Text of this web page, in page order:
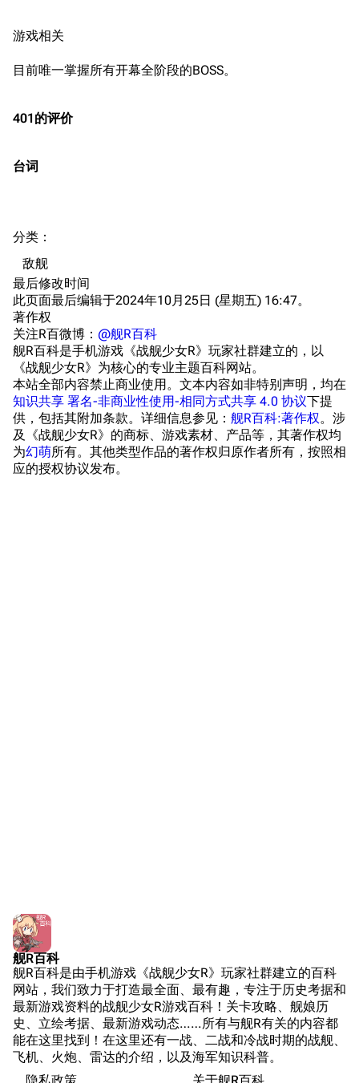
特殊页面
上传文件
勋章
收藏室
宿舍与家具
餐厅与料理
浴室
学院与战术
放映厅
战区支队基地
工程局
特别船坞
历次活动关卡图标
舰娘对话小剧场
舰船造船厂一览
舰船归宿一览
舰名溯源
舰艇徽章与格言
Secret Projects论
坛
Shipbucket像素战
舰
战舰计划1900-
1950
美国海军历史手册
平贺让数字档案馆
清除缓存
链入页面
相关更改
游戏相关
目前唯一掌握所有开幕全阶段的BOSS。
401的评价
台词
分类 ：​
敌舰
最后修改时间
此页面最后编辑于2024年10月25日 (星期五) 16:47。
著作权
关注R百微博： @舰R百科
舰R百科是手机游戏《战舰少女R》玩家社群建立的，以
《战舰少女R》为核心的专业主题百科网站。
本站全部内容禁止商业使用。文本内容如非特别声明，均在
知识共享 署名-非商业性使用-相同方式共享 4.0 协议下提
供，包括其附加条款。详细信息参见： 舰R百科:著作权。涉
及《战舰少女R》的商标、游戏素材、产品等，其著作权均
为幻萌所有。其他类型作品的著作权归原作者所有，按照相
应的授权协议发布。
舰R百科
舰R百科是由手机游戏《战舰少女R》玩家社群建立的百科
网站，我们致力于打造最全面、最有趣，专注于历史考据和
最新游戏资料的战舰少女R游戏百科！关卡攻略、舰娘历
史、立绘考据、最新游戏动态……所有与舰R有关的内容都
能在这里找到！在这里还有一战、二战和冷战时期的战舰、
飞机、火炮、雷达的介绍，以及海军知识科普。